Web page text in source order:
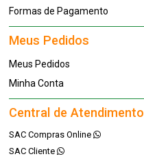
Formas de Pagamento
Meus Pedidos
Meus Pedidos
Minha Conta
Central de
SAC Compras Online
SAC Cliente